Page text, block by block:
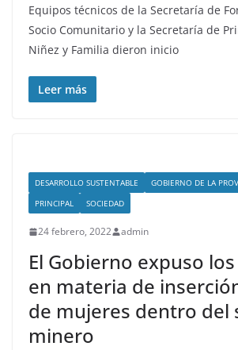
Equipos técnicos de la Secretaría de
Socio Comunitario y la Secretaría de
Niñez y Familia dieron inicio
Leer más
DESARROLLO SUSTENTABLE
GOBIERNO DE LA
PRINCIPAL
SOCIEDAD
24 febrero, 2022 admin
El Gobierno expuso
en materia de
de mujeres dentro del
minero